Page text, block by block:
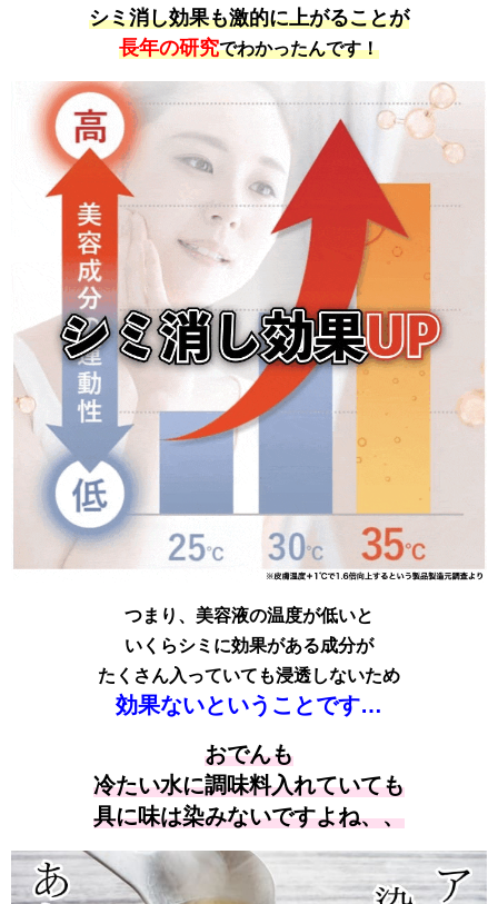
シミ消し効果も激的に上がることが
長年の研究でわかったんです！
つまり、美容液の温度が低いと
いくらシミに効果がある成分が
たくさん入っていても浸透しないため
効果ないということです…
おでんも
冷たい水に調味料入れていても
具に味は染みないですよね、、